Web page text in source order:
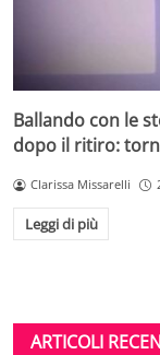
Ballando con le
dopo il ritiro:
Clarissa Missarelli
Leggi di più
ARTICOLI